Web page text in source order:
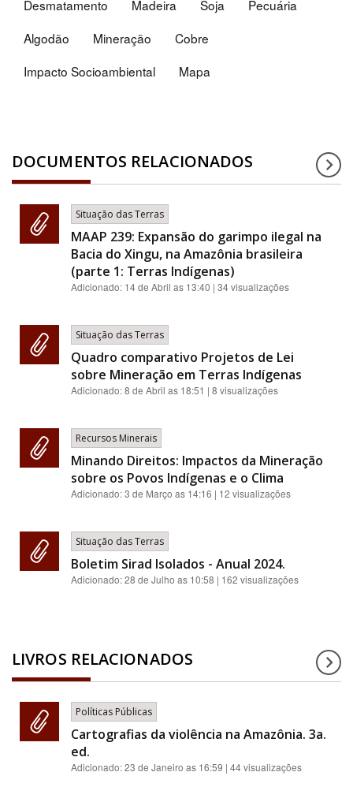
Desmatamento Madeira Soja
Pecuária
Algodão
Mineração
Cobre
Impacto Socioambiental
Mapa
DOCUMENTOS RELACIONADOS
Situação das Terras
MAAP 239: Expansão do garimpo ilegal na
Bacia do Xingu, na Amazônia brasileira
(parte 1: Terras Indígenas)
Adicionado: 14 de Abril as 13:40 | 34 visualizações
Situação das Terras
Quadro comparativo Projetos de Lei
sobre Mineração em Terras Indígenas
Adicionado:8 de Abril as 18:51 | 8 visualizações
Recursos Minerais
Minando Direitos: Impactos da Mineração
sobre os Povos Indígenas e o Clima
Adicionado:3 de Março as 14:16 | 12 visualizações
Situação das Terras
Boletim Sirad Isolados - Anual 2024.
Adicionado:28 de Julho as 10:58 | 162 visualizações
LIVROS RELACIONADOS
Políticas Públicas
Cartografias da violência na Amazônia. 3a.
ed.
Adicionado:23 de Janeiro as 16:59 | 44 visualizações